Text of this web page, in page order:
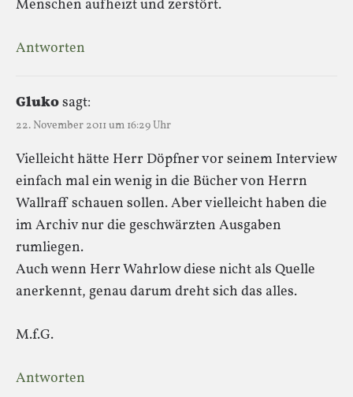
Menschen aufheizt und zerstört.
Antworten
Glukosagt:
22. November 2011 um 16:29 Uhr
Vielleicht hätte Herr Döpfner vor seinem Interview
einfach mal ein wenig in die Bücher von Herrn
Wallraff schauen sollen. Aber vielleicht haben die
im Archiv nur die geschwärzten Ausgaben
rumliegen.
Auch wenn Herr Wahrlow diese nicht als Quelle
anerkennt, genau darum dreht sich das alles.
M.f.G.
Antworten